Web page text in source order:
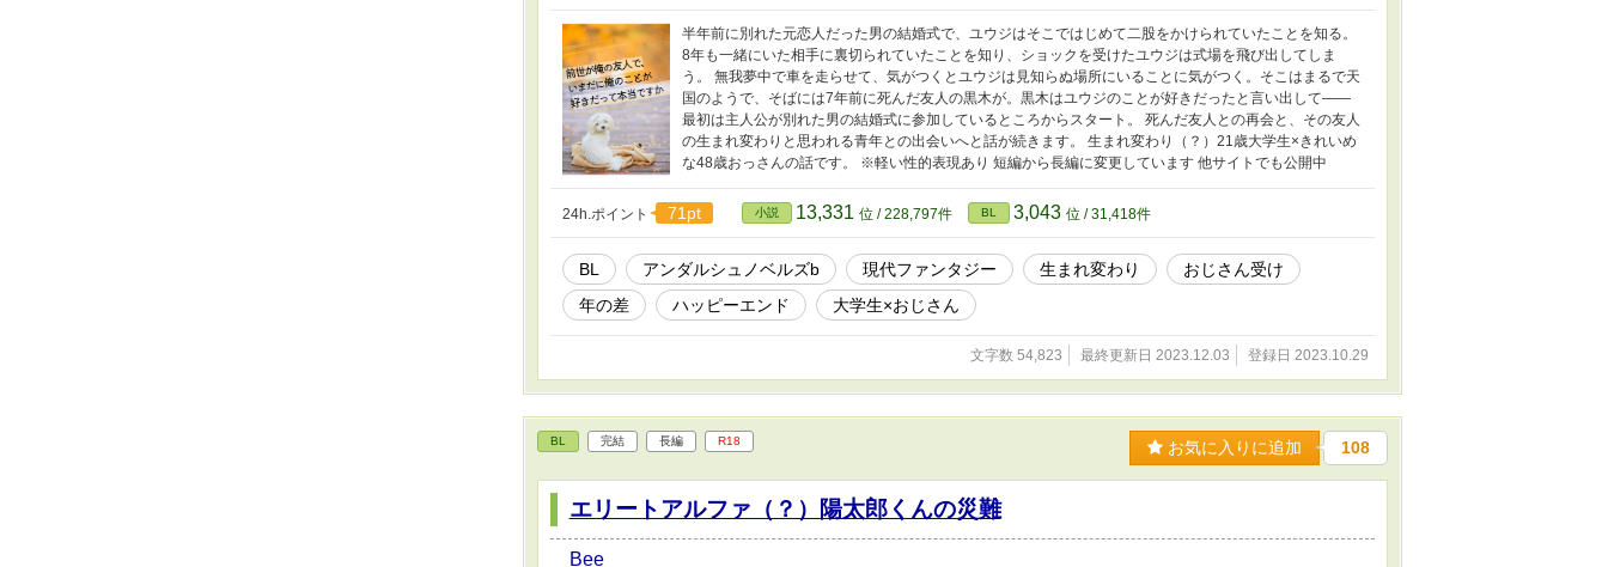
半年前に別れた元恋人だった男の結婚式で、ユウジはそこではじめて二股をかけられていたことを知る。
8年も一緒にいた相手に裏切られていたことを知り、ショックを受けたユウジは式場を飛び出してしま
う。 無我夢中で車を走らせて、気がつくとユウジは見知らぬ場所にいることに気がつく。そこはまるで天
国のようで、そばには7年前に死んだ友人の黒木が。黒木はユウジのことが好きだったと言い出して――
最初は主人公が別れた男の結婚式に参加しているところからスタート。 死んだ友人との再会と、その友人
の生まれ変わりと思われる青年との出会いへと話が続きます。 生まれ変わり（？）21歳大学生×きれいめ
な48歳おっさんの話です。 ※軽い性的表現あり 短編から長編に変更しています 他サイトでも公開中
24h.ポイント 71pt 小説 13,331 位 / 228,797件 BL 3,043 位 / 31,418件
BL アンダルシュノベルズb 現代ファンタジー 生まれ変わり
おじさん受け
年の差
ハッピーエンド 大学生×おじさん
文字数 54,823 最終更新日 2023.12.03 登録日 2023.10.29
BL 完結 長編 R18 お気に入りに追加 108
エリートアルファ（？）陽太郎くんの災難
Bee